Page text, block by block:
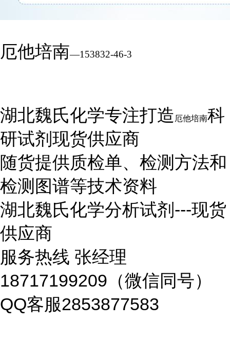
厄他培南—153832-46-3
湖北魏氏化学专注打造 厄他培南科
研试剂现货供应商
随货提供质检单、检测方法和
检测图谱等技术资料
湖北魏氏化学分析试剂---现货
供应商
服务热线 张经理
18717199209 （微信同号）
QQ客服2853877583